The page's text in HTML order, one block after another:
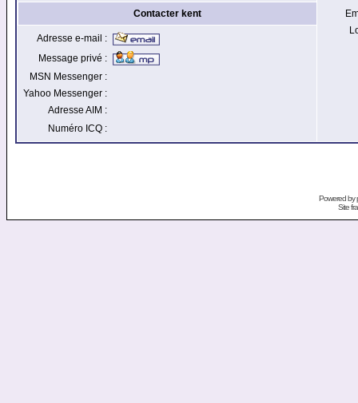
Contacter kent
Adresse e-mail :
Message privé :
MSN Messenger :
Yahoo Messenger :
Adresse AIM :
Numéro ICQ :
Powered by
Site